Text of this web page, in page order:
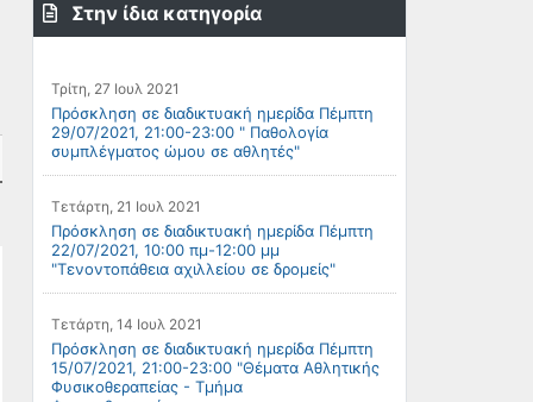
Στην ίδια κατηγορία
Τρίτη, 27 Ιουλ 2021
Πρόσκληση σε διαδικτυακή ημερίδα Πέμπτη
29/07/2021, 21:00-23:00 " Παθολογία
συμπλέγματος ώμου σε αθλητές"
Τετάρτη, 21 Ιουλ 2021
Πρόσκληση σε διαδικτυακή ημερίδα Πέμπτη
22/07/2021, 10:00 πμ-12:00 μμ
"Τενοντοπάθεια αχιλλείου σε δρομείς"
Τετάρτη, 14 Ιουλ 2021
Πρόσκληση σε διαδικτυακή ημερίδα Πέμπτη
15/07/2021, 21:00-23:00 "Θέματα Αθλητικής
Φυσικοθεραπείας - Τμήμα